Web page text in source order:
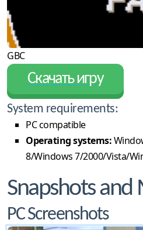
GBC
Скачать игру
System requirements:
PC compatible
Operating systems:
8/Windows 7/2000/Vista/
Snapshots and
PC Screenshots